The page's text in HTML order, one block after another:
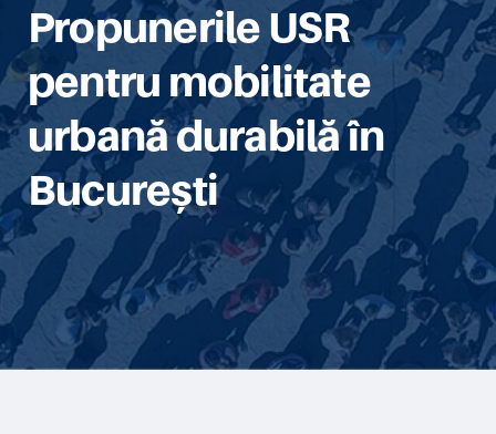
Propunerile USR
pentru mobilitate
urbană durabilă în
București